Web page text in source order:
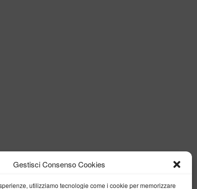
Gestisci Consenso Cookies
utilizziamo tecnologie come i cookie per memorizzare